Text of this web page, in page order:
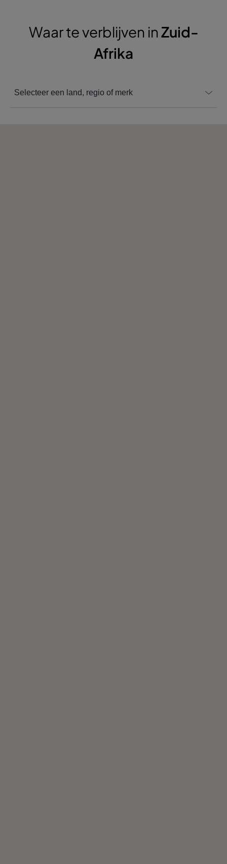
Waar te verblijven inZuid-
Afrika
Selecteer een land, regio of merk